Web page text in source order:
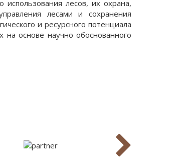
лесов, их охрана,
лесами и сохранения
и ресурсного потенциала
на основе научно обоснованного